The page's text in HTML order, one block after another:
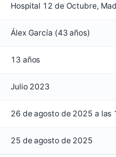
Hospital 12 de Octubre,
Álex García (43 años)
13 años
Julio 2023
26 de agosto de 2025 a las
25 de agosto de 2025